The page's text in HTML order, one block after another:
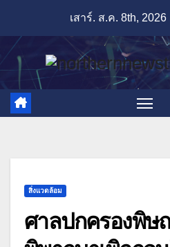
content
เสาร์. ส.ค. 8th, 2026
สิ่งแวดล้อม
ศาลปกครองพิษ